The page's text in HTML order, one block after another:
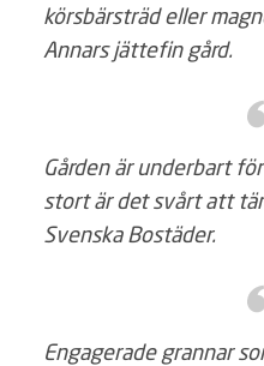
körsbärsträd eller
Annars jättefin gård.
Gården är underbart
stort är det svårt att
Svenska Bostäder.
Engagerade grannar